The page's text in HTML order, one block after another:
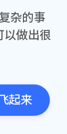
杂的事
做出很
起来